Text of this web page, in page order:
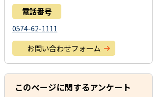
電話番号
0574-62-1111
お問い合わせフォーム
このページに関するアンケート